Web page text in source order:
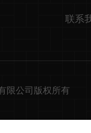
联系
限公司版权所有